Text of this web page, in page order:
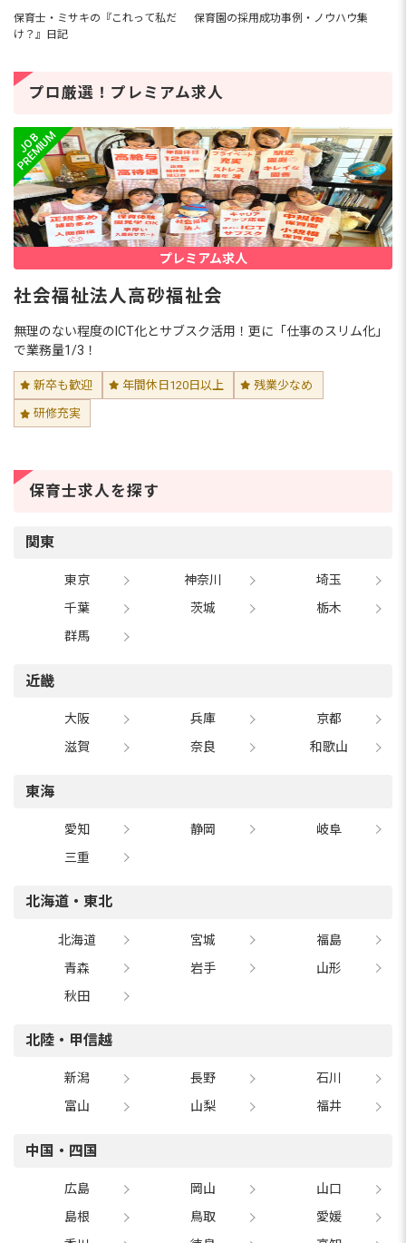
専門研修の内容・専門研...
幼稚園も保育園も経験して11年
度がある園で働きたい」「自分のやりたい保育を
ク！を活用した転職を決意...
保育園事務・幼稚園事務がきつい5つ
の理由！仕事内容・年収・メリット
まで徹底解説
保育園の事務がきついと感じる最大の理由は、保
育士との役割の境界が曖昧になりやすいことで
す。保育園で事務職の仕事を知りたい方や、仕事
に就いてから後悔したくない方、今回は、保育園
事務の仕事内容や業務がきつ...
フリーランス保育士とは？【2026年
版】 働き方・年収・なる方法を解説
特定の園に所属せず、自分のスキルと経験を活か
不足や働き方の多様化を背景に、需要が急増して
子どもと関わる仕事36選！資格な
し・未経験OKの職種と年収・種類を
り方を1つずつ紹介しま...
保育士の年度途中退職は「無責任」
な」と自分を追い詰めていませんか？保育士の年
度途中退職は、法律で守られた正当な権利です。
今回は、辞めても...
保育士・ミサキの『これって私だ
け？』日記
保育園の採用成功事例・ノウハウ集
プロ厳選！プレミアム求人
社会福祉法人高砂福祉会
新卒も歓迎 年間休日120日以上 残業少なめ
研修充実
無理のない程度のICT化とサブスク活用！更に「仕事のスリム化」
で業務量1/3！
プレミアム求人
保育士求人を探す
関東
東京 神奈川
埼玉
千葉
茨城
栃木
群馬
近畿
大阪 兵庫
京都
滋賀
奈良 和歌山
東海
愛知 静岡
岐阜
三重
北海道・東北
北海道 宮城
福島
青森
岩手
山形
秋田
北陸・甲信越
新潟 長野
石川
富山
山梨 福井
中国・四国
広島 岡山
山口
島根
鳥取
愛媛